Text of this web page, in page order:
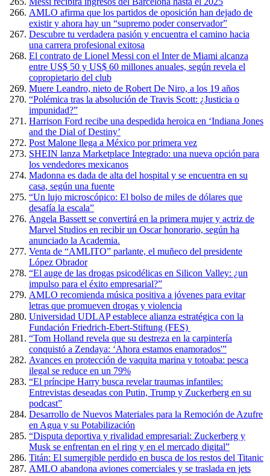
AMLO afirma que los partidos de oposición han dejado de
existir y ahora hay un “supremo poder conservador”
Descubre tu verdadera pasión y encuentra el camino hacia
una carrera profesional exitosa
El contrato de Lionel Messi con el Inter de Miami alcanza
entre US$ 50 y US$ 60 millones anuales, según revela el
copropietario del club
Muere Leandro, nieto de Robert De Niro, a los 19 años
“Polémica tras la absolución de Travis Scott: ¿Justicia o
impunidad?”
Harrison Ford recibe una despedida heroica en ‘Indiana Jones
and the Dial of Destiny’
Post Malone llega a México por primera vez
SHEIN lanza Marketplace Integrado: una nueva opción para
los vendedores mexicanos
Madonna es dada de alta del hospital y se encuentra en su
casa, según una fuente
“Un lujo microscópico: El bolso de miles de dólares que
desafía la escala”
Angela Bassett se convertirá en la primera mujer y actriz de
Marvel Studios en recibir un Oscar honorario, según ha
anunciado la Academia.
Venta de “AMLITO” parlante, el muñeco del presidente
López Obrador
“El auge de las drogas psicodélicas en Silicon Valley: ¿un
impulso para el éxito empresarial?”
AMLO recomienda música positiva a jóvenes para evitar
letras que promueven drogas y violencia
Universidad UDLAP establece alianza estratégica con la
Fundación Friedrich-Ebert-Stiftung (FES)
“Tom Holland revela que su destreza en la carpintería
conquistó a Zendaya: ‘Ahora estamos enamorados'”
Avances en protección de vaquita marina y totoaba: pesca
ilegal se reduce en un 79%
“El príncipe Harry busca revelar traumas infantiles:
Entrevistas deseadas con Putin, Trump y Zuckerberg en su
podcast”
Desarrollo de Nuevos Materiales para la Remoción de Azufre
en Agua y su Potabilización
“Disputa deportiva y rivalidad empresarial: Zuckerberg y
Musk se enfrentan en el ring y en el mercado digital”
Titán: El sumergible perdido en busca de los restos del Titanic
AMLO abandona aviones comerciales y se traslada en jets